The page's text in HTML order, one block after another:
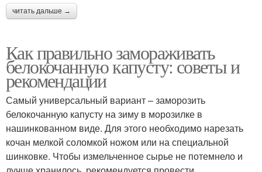
читать дальше →
Как правильно замораживать
белокочанную капусту: советы и
рекомендации
Самый универсальный вариант – заморозить
белокочанную капусту на зиму в морозилке в
нашинкованном виде. Для этого необходимо нарезать
кочан мелкой соломкой ножом или на специальной
шинковке. Чтобы измельченное сырье не потемнело и